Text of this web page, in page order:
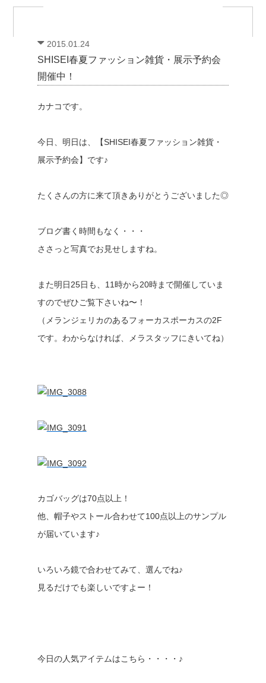
2015.01.24
SHISEI春夏ファッション雑貨・展示予約会
開催中！
カナコです。
今日、明日は、【SHISEI春夏ファッション雑貨・
展示予約会】です♪
たくさんの方に来て頂きありがとうございました◎
ブログ書く時間もなく・・・
ささっと写真でお見せしますね。
また明日25日も、11時から20時まで開催していま
すのでぜひご覧下さいね〜！
（メランジェリカのあるフォーカスポーカスの2F
です。わからなければ、メラスタッフにきいてね）
カゴバッグは70点以上！
他、帽子やストール合わせて100点以上のサンプル
が届いています♪
いろいろ鏡で合わせてみて、選んでね♪
見るだけでも楽しいですよー！
今日の人気アイテムはこちら・・・・♪